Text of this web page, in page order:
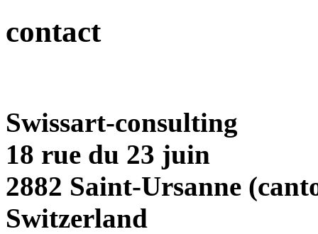
contact
Swissart-consulting
18 rue du 23 juin
2882 Saint-Ursanne
Switzerland